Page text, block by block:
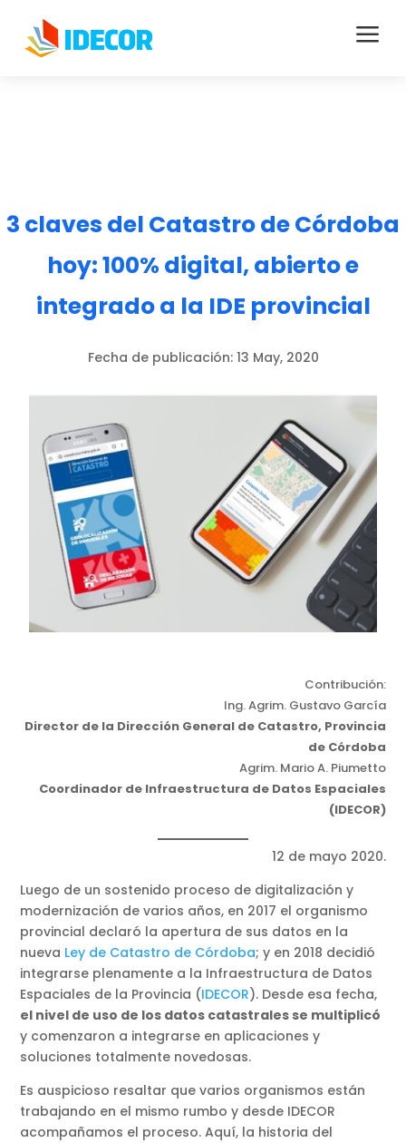
a
3 claves del Catastro de Córdoba
hoy: 100% digital, abierto e
integrado a la IDE provincial
Fecha de publicación: 13 May, 2020
Contribución:
Ing. Agrim. Gustavo García
Director de la Dirección General de Catastro, Provincia
de Córdoba
Agrim. Mario A. Piumetto
Coordinador de Infraestructura de Datos Espaciales
(IDECOR)
12 de mayo 2020.
Luego de un sostenido proceso de digitalización y
modernización de varios años, en 2017 el organismo
provincial declaró la apertura de sus datos en la
nueva Ley de Catastro de Córdoba; y en 2018 decidió
integrarse plenamente a la Infraestructura de Datos
Espaciales de la Provincia (IDECOR). Desde esa fecha,
el nivel de uso de los datos catastrales se multiplicó
y comenzaron a integrarse en aplicaciones y
soluciones totalmente novedosas.
Es auspicioso resaltar que varios organismos están
trabajando en el mismo rumbo y desde IDECOR
acompañamos el proceso. Aquí, la historia del